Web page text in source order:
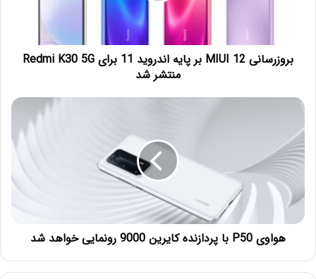
بروزرسانی MIUI 12 بر پایه اندروید 11 برای Redmi K30 5G
منتشر شد
هواوی P50 با پردازنده کایرین 9000 رونمایی خواهد شد